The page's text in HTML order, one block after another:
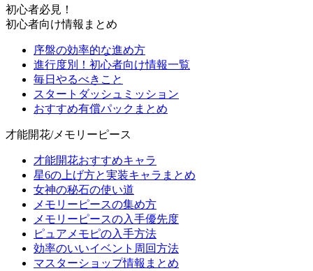
初心者必見！
初心者向け情報まとめ
序盤の効率的な進め方
進行度別！初心者向け情報一覧
毎日やるべきこと
スタートダッシュミッション
おすすめ有償パックまとめ
才能開花/メモリーピース
才能開花おすすめキャラ
星6の上げ方と実装キャラまとめ
女神の秘石の使い道
メモリーピースの集め方
メモリーピースの入手優先度
ピュアメモピの入手方法
効率のいいイベント周回方法
マスターショップ情報まとめ